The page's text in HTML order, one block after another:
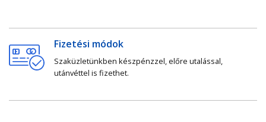
Fizetési módok
Szaküzletünkben készpénzzel, előre utalással,
utánvéttel is fizethet.